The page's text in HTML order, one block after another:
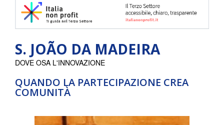
S. JOÃO DA MADEIRA
QUANDO LA PARTECIPAZIONE CREA
COMUNITÀ
DOVE OSA L'INNOVAZIONE